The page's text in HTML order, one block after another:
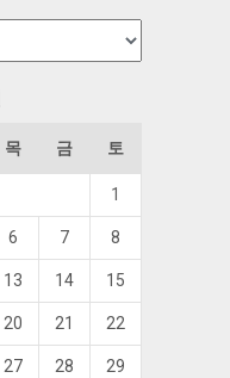
목 금 토
1
6 7 8
13 14 15
20 21 22
27 28 29